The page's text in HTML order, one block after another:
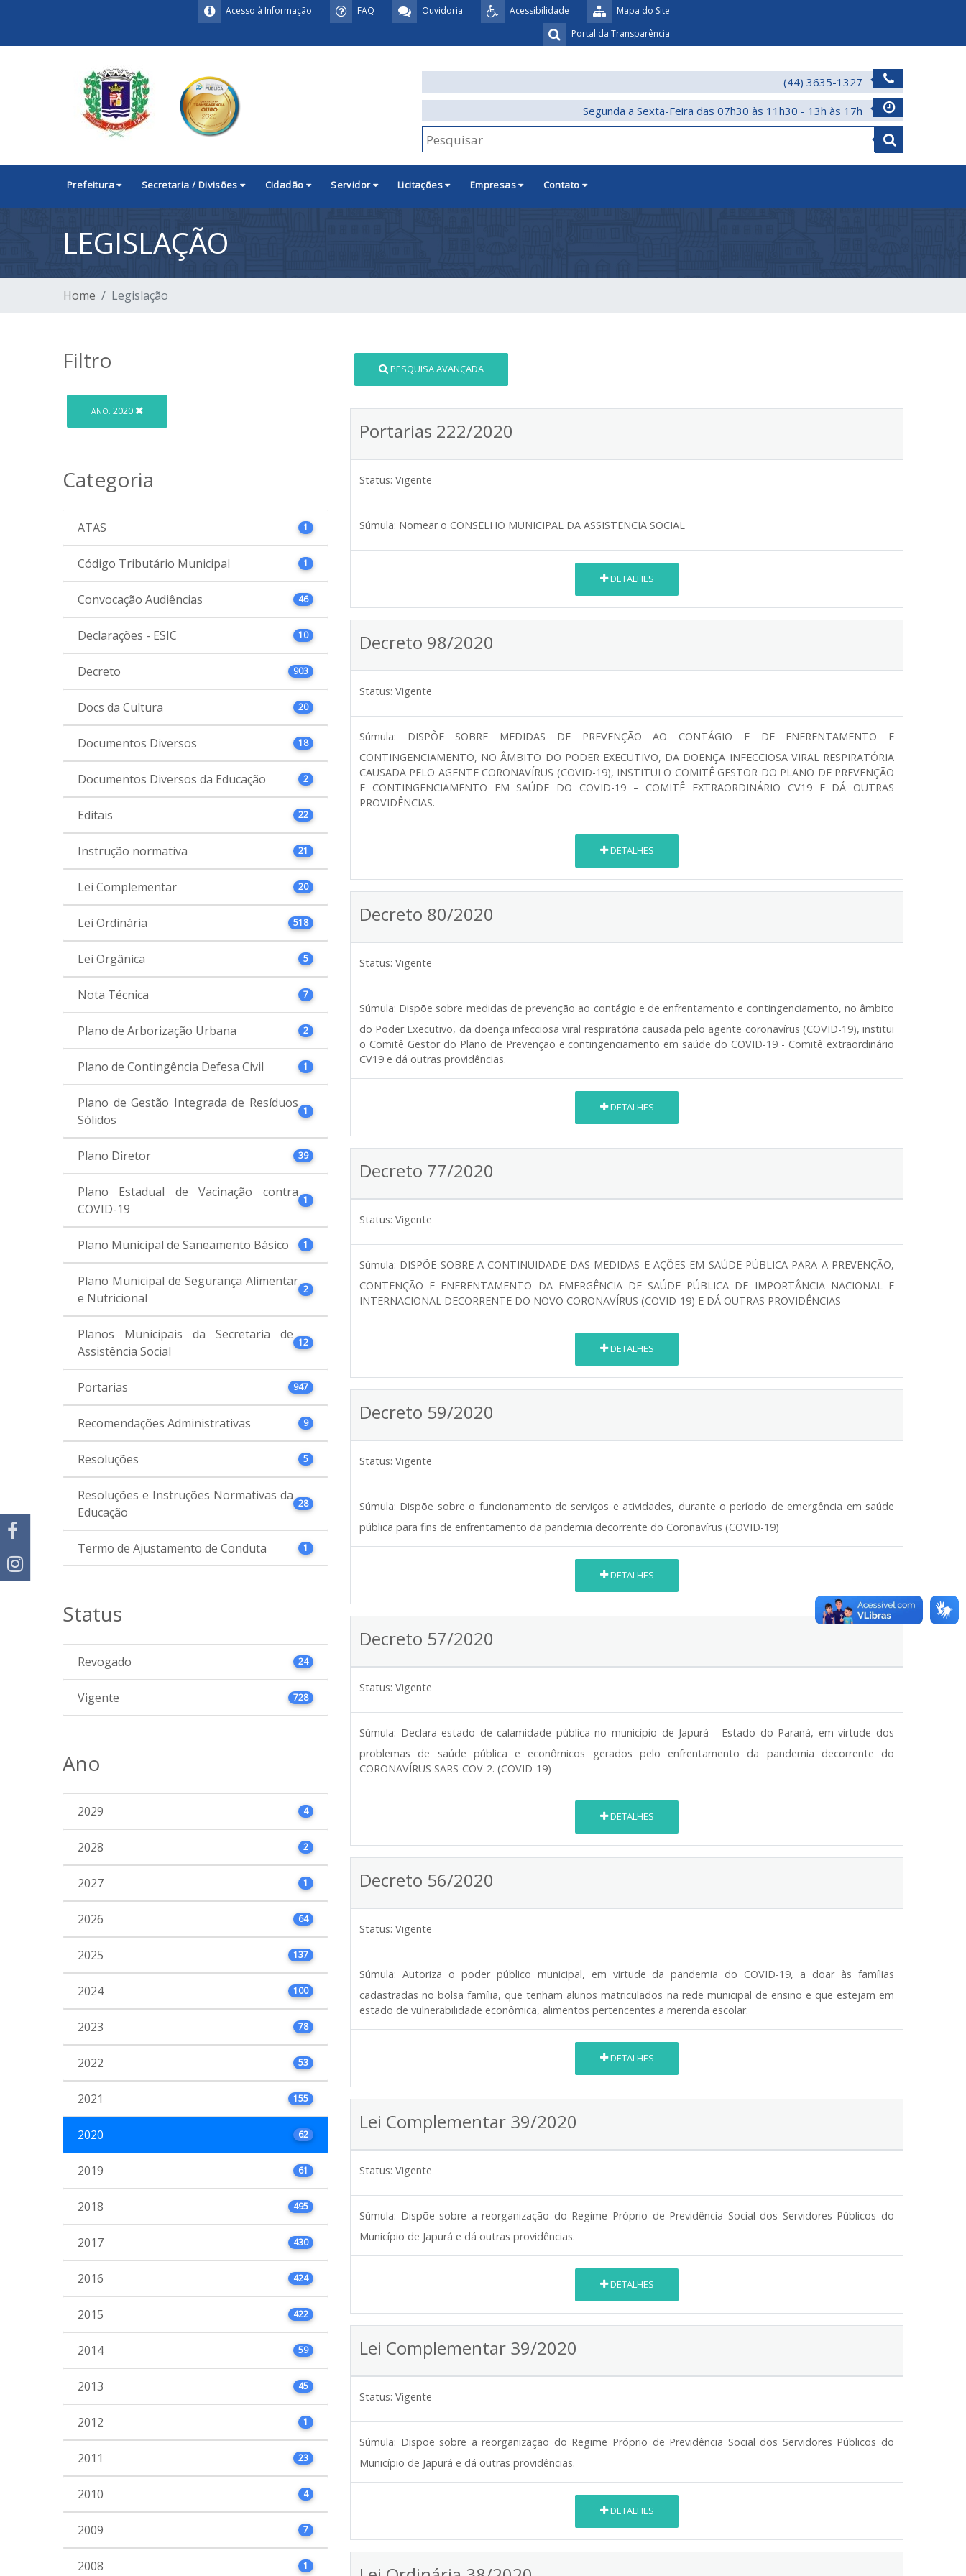
Mapa do Site
Acessibilidade
Ouvidoria
FAQ
Acesso à Informação
Portal da Transparência
(44) 3635-1327
Segunda a Sexta-Feira das 07h30 às 11h30 - 13h às 17h
Prefeitura Secretaria / Divisões Cidadão Servidor Licitações Empresas Contato
LEGISLAÇÃO
Home Legislação
Filtro
ANO: 2020
Categoria
ATAS 1
Código Tributário Municipal 1
Convocação Audiências 46
Declarações - ESIC 10
Decreto 903
Docs da Cultura 20
Documentos Diversos 18
Documentos Diversos da Educação 2
Editais 22
Instrução normativa 21
Lei Complementar 20
Lei Ordinária 518
Lei Orgânica 5
Nota Técnica 7
Plano de Arborização Urbana 2
Plano de Contingência Defesa Civil 1
Plano de Gestão Integrada de Resíduos
Sólidos
1
Plano Diretor 39
Plano Estadual de Vacinação contra
COVID-19
1
Plano Municipal de Saneamento Básico 1
Plano Municipal de Segurança Alimentar
e Nutricional
2
Planos Municipais da Secretaria de
Assistência Social
12
Portarias 947
Recomendações Administrativas 9
Resoluções 5
Resoluções e Instruções Normativas da
Educação
28
Termo de Ajustamento de Conduta 1
Status
Revogado 24
Vigente 728
Ano
2029 4
2028 2
2027 1
2026 64
2025 137
2024 100
2023 78
2022 53
2021 155
2020 62
2019 61
2018 495
2017 430
2016 424
2015 422
2014 59
2013 45
2012 1
2011 23
2010 4
2009 7
2008 1
PESQUISA AVANÇADA
Portarias 222/2020
Status: Vigente
Súmula: Nomear o CONSELHO MUNICIPAL DA ASSISTENCIA SOCIAL
DETALHES
Decreto 98/2020
Status: Vigente
Súmula:
DISPÕE SOBRE MEDIDAS DE PREVENÇÃO AO CONTÁGIO E DE ENFRENTAMENTO E
CONTINGENCIAMENTO, NO ÂMBITO DO PODER EXECUTIVO, DA DOENÇA INFECCIOSA VIRAL RESPIRATÓRIA
CAUSADA PELO AGENTE CORONAVÍRUS (COVID-19), INSTITUI O COMITÊ GESTOR DO PLANO DE PREVENÇÃO
E CONTINGENCIAMENTO EM SAÚDE DO COVID-19 – COMITÊ EXTRAORDINÁRIO CV19 E DÁ OUTRAS
PROVIDÊNCIAS.
DETALHES
Decreto 80/2020
Status: Vigente
Súmula: Dispõe sobre medidas de prevenção ao contágio e de enfrentamento e contingenciamento, no âmbito
do Poder Executivo, da doença infecciosa viral respiratória causada pelo agente coronavírus (COVID-19), institui
o Comitê Gestor do Plano de Prevenção e contingenciamento em saúde do COVID-19 - Comitê extraordinário
CV19 e dá outras providências.
DETALHES
Decreto 77/2020
Status: Vigente
Súmula: DISPÕE SOBRE A CONTINUIDADE DAS MEDIDAS E AÇÕES EM SAÚDE PÚBLICA PARA A PREVENÇÃO,
CONTENÇÃO E ENFRENTAMENTO DA EMERGÊNCIA DE SAÚDE PÚBLICA DE IMPORTÂNCIA NACIONAL E
INTERNACIONAL DECORRENTE DO NOVO CORONAVÍRUS (COVID-19) E DÁ OUTRAS PROVIDÊNCIAS
DETALHES
Decreto 59/2020
Status: Vigente
Súmula: Dispõe sobre o funcionamento de serviços e atividades, durante o período de emergência em saúde
pública para fins de enfrentamento da pandemia decorrente do Coronavírus (COVID-19)
DETALHES
Decreto 57/2020
Status: Vigente
Súmula: Declara estado de calamidade pública no município de Japurá - Estado do Paraná, em virtude dos
problemas de saúde pública e econômicos gerados pelo enfrentamento da pandemia decorrente do
CORONAVÍRUS SARS-COV-2. (COVID-19)
DETALHES
Decreto 56/2020
Status: Vigente
Súmula: Autoriza o poder público municipal, em virtude da pandemia do COVID-19, a doar às famílias
cadastradas no bolsa família, que tenham alunos matriculados na rede municipal de ensino e que estejam em
estado de vulnerabilidade econômica, alimentos pertencentes a merenda escolar.
DETALHES
Lei Complementar 39/2020
Status: Vigente
Súmula: Dispõe sobre a reorganização do Regime Próprio de Previdência Social dos Servidores Públicos do
Município de Japurá e dá outras providências.
DETALHES
Lei Complementar 39/2020
Status: Vigente
Súmula: Dispõe sobre a reorganização do Regime Próprio de Previdência Social dos Servidores Públicos do
Município de Japurá e dá outras providências.
DETALHES